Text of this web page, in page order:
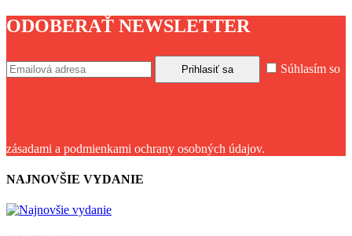
ODOBERAŤ NEWSLETTER
Súhlasím so
zásadami a podmienkami ochrany osobných údajov.
NAJNOVŠIE VYDANIE